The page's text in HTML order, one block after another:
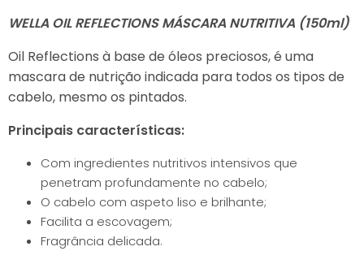
WELLA OIL REFLECTIONS MÁSCARA NUTRITIVA (150ml)
Oil Reflections à base de óleos preciosos, é uma
mascara de nutrição indicada para todos os tipos de
cabelo, mesmo os pintados.
Principais características:
Com ingredientes nutritivos intensivos que
penetram profundamente no cabelo;
O cabelo com aspeto liso e brilhante;
Facilita a escovagem;
Fragrância delicada.